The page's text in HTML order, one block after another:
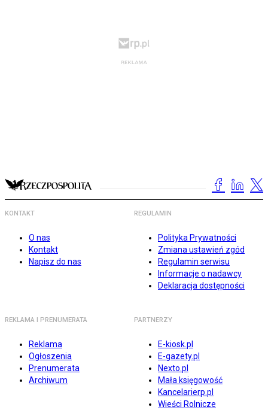
KONTAKT
O nas
Kontakt
Napisz do nas
REGULAMIN
Polityka Prywatności
Zmiana ustawień zgód
Regulamin serwisu
Informacje o nadawcy
Deklaracja dostępności
REKLAMA I PRENUMERATA
Reklama
Ogłoszenia
Prenumerata
Archiwum
PARTNERZY
E-kiosk.pl
E-gazety.pl
Nexto.pl
Mała księgowość
Kancelarierp.pl
Wieści Rolnicze